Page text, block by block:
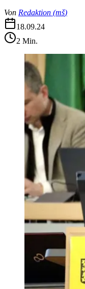
Von Redaktion (mš)
18.09.24
2 Min.